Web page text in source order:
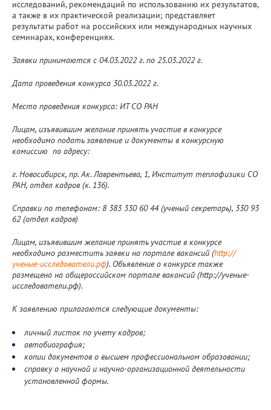
исследований, рекомендаций по использованию их результатов,
а также в их практической реализации; представляет
результаты работ на российских или международных научных
семинарах, конференциях.
Заявки принимаются с 04.03.2022 г. по 25.03.2022 г.
Дата проведения конкурса 30.03.2022 г.
Место проведения конкурса: ИТ СО РАН
Лицам, изъявившим желание принять участие в конкурсе
необходимо подать заявление и документы в конкурсную
комиссию по адресу:
г. Новосибирск, пр. Ак. Лаврентьева, 1, Институт теплофизики СО
РАН, отдел кадров (к. 136).
Справки по телефонам: 8 383 330 60 44 (ученый секретарь), 330 93
62 (отдел кадров)
Лицам, изъявившим желание принять участие в конкурсе
необходимо разместить заявки на портале вакансий (http://
ученые-исследователи.рф). Объявление о конкурсе также
размещено на общероссийском портале вакансий (http://ученые-
исследователи.рф).
К заявлению прилагаются следующие документы:
личный листок по учету кадров;
автобиография;
копии документов о высшем профессиональном образовании;
справку о научной и научно-организационной деятельности
установленной формы.